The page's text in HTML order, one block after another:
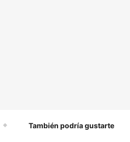
También podría gustarte